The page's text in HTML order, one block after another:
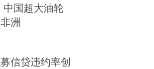
国超大油轮
洲
信贷违约率创